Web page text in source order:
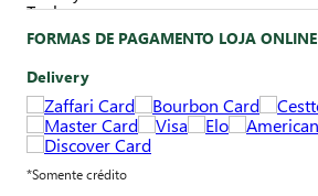
FORMAS DE PAGAMENTO LOJA ONLINE
Delivery
*Somente crédito